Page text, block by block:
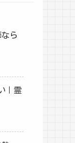
ら
｜霊